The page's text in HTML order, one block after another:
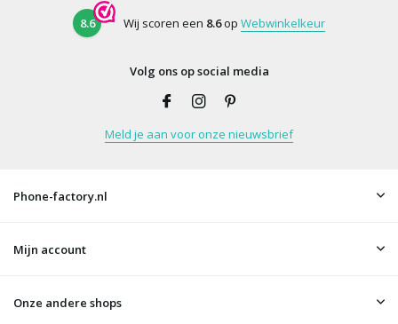
8.6 Wij scoren een 8.6op Webwinkelkeur
Volg ons op social media
Meld je aan voor onze nieuwsbrief
Phone-factory.nl
Mijn account
Onze andere shops